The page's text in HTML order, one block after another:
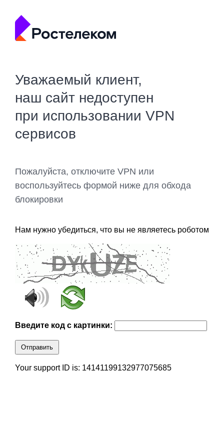
Уважаемый клиент,
наш сайт недоступен
при использовании VPN
сервисов
Пожалуйста, отключите VPN или
воспользуйтесь формой ниже для обхода
блокировки
Нам нужно убедиться, что вы не являетесь роботом
Введите код с картинки:
Отправить
Your support ID is: 14141199132977075685